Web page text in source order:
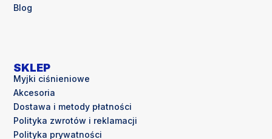
Blog
SKLEP
Myjki ciśnieniowe
Akcesoria
Dostawa i metody płatności
Polityka zwrotów i reklamacji
Polityka prywatności